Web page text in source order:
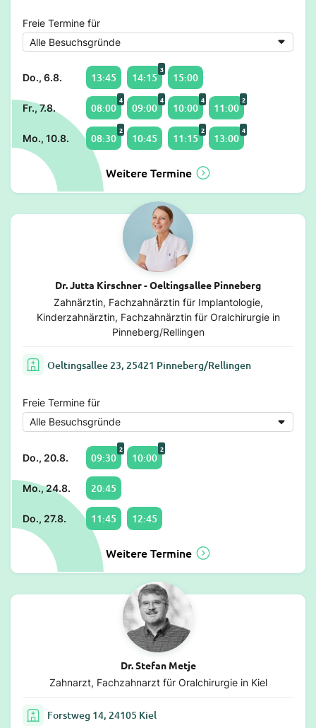
Freie Termine für
Do., 6.8. 13:45 14:15
3
15:00
Fr., 7.8. 08:00
4
09:00
4
10:00
4
11:00
2
Mo., 10.8. 08:30
2
10:45 11:15
2
13:00
4
Weitere Termine
Dr. Jutta Kirschner - Oeltingsallee Pinneberg
Zahnärztin, Fachzahnärztin für Implantologie,
Kinderzahnärztin, Fachzahnärztin für Oralchirurgie in
Pinneberg/Rellingen
Oeltingsallee 23, 25421 Pinneberg/Rellingen
Freie Termine für
Do., 20.8. 09:30
2
10:00
2
Mo., 24.8. 20:45
Do., 27.8. 11:45 12:45
Weitere Termine
Dr. Stefan Metje
Zahnarzt, Fachzahnarzt für Oralchirurgie in Kiel
Forstweg 14, 24105 Kiel